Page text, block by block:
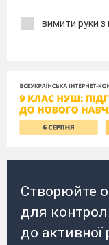
вимити руки з
Створюйте
для
до активної